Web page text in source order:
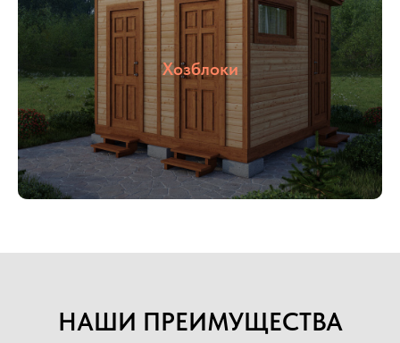
Хозблоки
НАШИ ПРЕИМУЩЕСТВА